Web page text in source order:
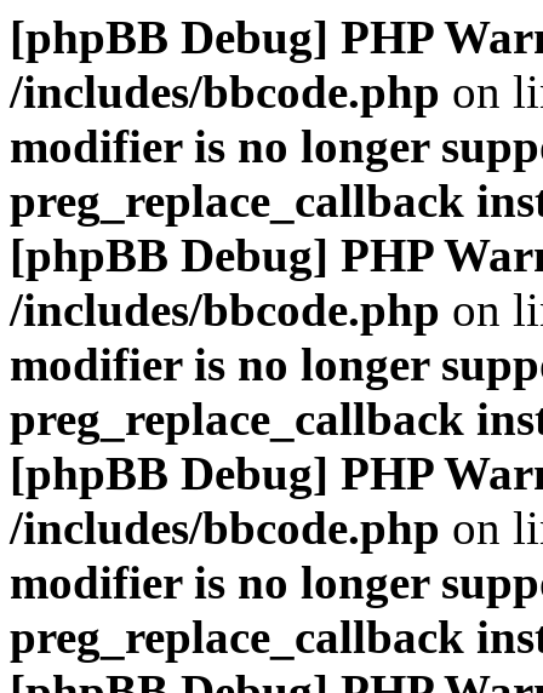
[phpBB Debug] PHP
/includes/bbcode.php on
modifier is no longer
preg_replace_callback
[phpBB Debug] PHP
/includes/bbcode.php on
modifier is no longer
preg_replace_callback
[phpBB Debug] PHP
/includes/bbcode.php on
modifier is no longer
preg_replace_callback